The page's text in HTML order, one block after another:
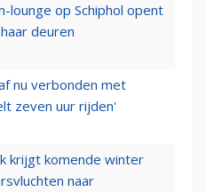
lounge op Schiphol opent
deuren
nu verbonden met
zeven uur rijden'
krijgt komende winter
naar